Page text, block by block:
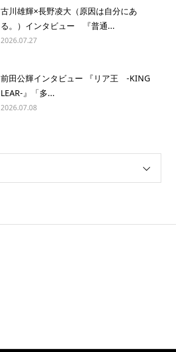
古川雄輝×長野凌大（原因は自分にあ
る。）インタビュー 『普通...
2026.07.27
前田公輝インタビュー 『リア王 -KING
LEAR-』「多...
2026.07.08